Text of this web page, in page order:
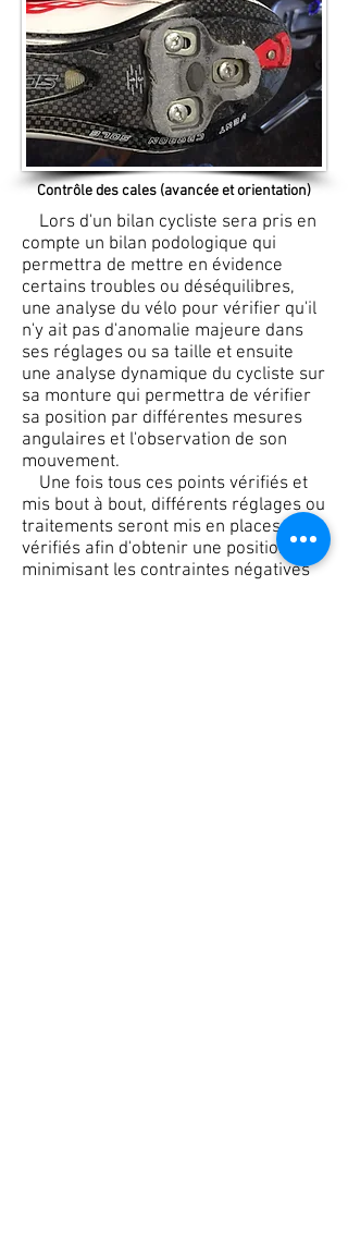
Contrôle des cales (avancée et orientation)
Lors d'un bilan cycliste sera pris en
compte un bilan podologique qui
permettra de mettre en évidence
certains troubles ou déséquilibres,
une analyse du vélo pour vérifier qu'il
n'y ait pas d'anomalie majeure dans
ses réglages ou sa taille et ensuite
une analyse dynamique du cycliste sur
sa monture qui permettra de vérifier
sa position par différentes mesures
angulaires et l'observation de son
mouvement.
Une fois tous ces points vérifiés et
mis bout à bout, différents réglages ou
traitements seront mis en places et
vérifiés afin d'obtenir une position
minimisant les contraintes négatives